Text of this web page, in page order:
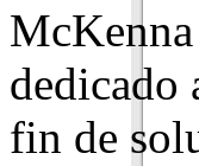
dedicado
fin de